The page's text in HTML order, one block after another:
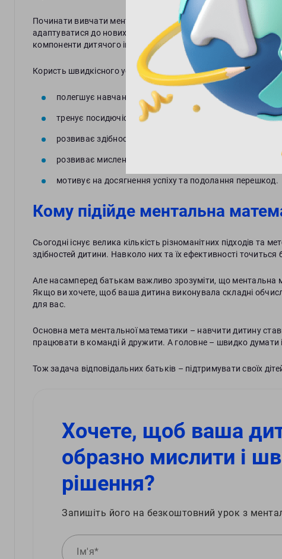
Починати вивчати ментальну математику можна й у
адаптуватися до нових умов та уникнути труднощів, що
компоненти дитячого інтелекту.
Користь швидкісного усного обчислення для молодших
полегшує навчання;
тренує посидючість, уважність та здатність до
розвиває здібності дитини та навчальні навички;
розвиває мислення, здібності до аналізу та
мотивує на досягнення успіху та подолання перешкод.
Кому підійде ментальна
Сьогодні існує велика кількість різноманітних підходів та
здібностей дитини. Навколо них та їх ефективності точиться
Але насамперед батькам важливо зрозуміти, що ментальна
Якщо ви хочете, щоб ваша дитина виконувала складні
для вас.
Основна мета ментальної математики – навчити дитину
працювати в команді й дружити. А головне – швидко думати
Тож задача відповідальних батьків – підтримувати своїх
Хочете, щоб ваша
образно мислити і
рішення?
Запишіть його на безкоштовний урок з